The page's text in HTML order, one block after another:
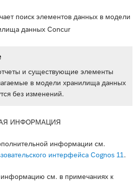
поиск элементов данных в модели
данных Concur
и существующие элементы
в модели хранилища данных
без изменений.
ИНФОРМАЦИЯ
информации см.
интерфейса Cognos 11.
см. в примечаниях к